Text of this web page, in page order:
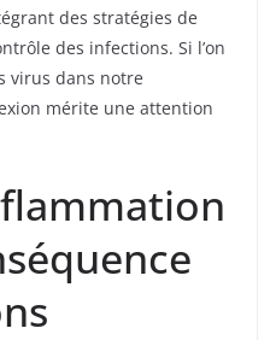
des stratégies de
des infections. Si l’on
virus dans notre
mérite une attention